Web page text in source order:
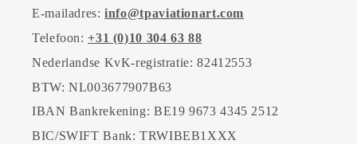
E-mailadres: info@tpaviationart.com
Telefoon:+31 (0)10 304 63 88
Nederlandse KvK-registratie: 82412553
BTW: NL003677907B63
IBAN Bankrekening: BE19 9673 4345 2512
BIC/SWIFT Bank: TRWIBEB1XXX